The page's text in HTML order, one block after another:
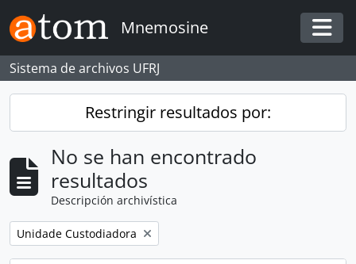
Skip to main content
Mnemosine
Sistema de archivos UFRJ
Restringir resultados por:
No se han encontrado
resultados
Descripción archivística
Remove filter:
Unidade Custodiadora